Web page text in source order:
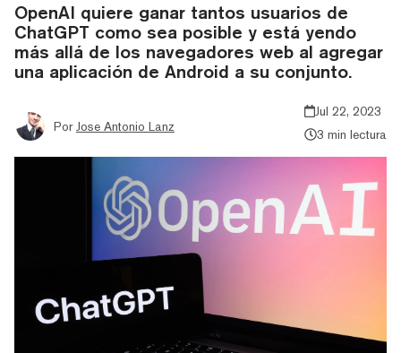
OpenAI quiere ganar tantos usuarios de
ChatGPT como sea posible y está yendo
más allá de los navegadores web al agregar
una aplicación de Android a su conjunto.
Por Jose Antonio Lanz
Jul 22, 2023
3 min lectura